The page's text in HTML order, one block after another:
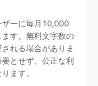
ザーに毎月10,000
す。無料文字数の
れる場合がありま
とせず、公正な利
ます。